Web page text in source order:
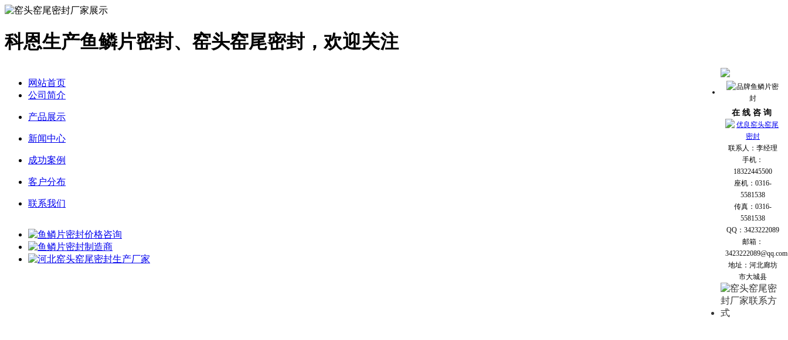
科恩生产鱼鳞片密封、窑头窑尾密封，欢迎关注
网站首页
公司简介
产品展示
新闻中心
成功案例
客户分布
联系我们
在 线 咨 询
联系人：李经理
手机：
18322445500
座机：0316-
5581538
传真：0316-
5581538
QQ：3423222089
邮箱：
3423222089@qq.com
地址：河北廊坊
市大城县